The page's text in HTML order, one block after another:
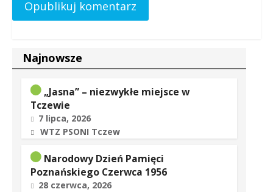
Najnowsze
„Jasna” – niezwykłe miejsce w
Tczewie
7 lipca, 2026
WTZ PSONI Tczew
Narodowy Dzień Pamięci
Poznańskiego Czerwca 1956
28 czerwca, 2026